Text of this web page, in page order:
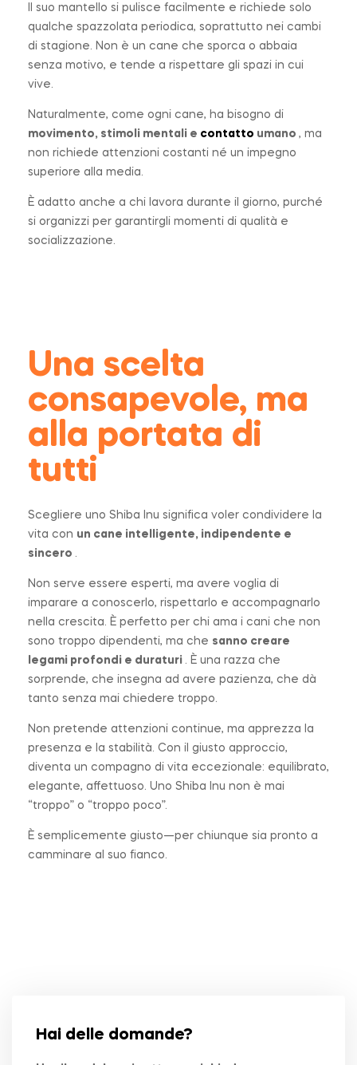
Il suo mantello si pulisce facilmente e richiede solo
qualche spazzolata periodica, soprattutto nei cambi
di stagione. Non è un cane che sporca o abbaia
senza motivo, e tende a rispettare gli spazi in cui
vive.
Naturalmente, come ogni cane, ha bisogno di
movimento, stimoli mentali e contatto umano , ma
non richiede attenzioni costanti né un impegno
superiore alla media.
È adatto anche a chi lavora durante il giorno, purché
si organizzi per garantirgli momenti di qualità e
socializzazione.
Una scelta
consapevole, ma
alla portata di
tutti
Scegliere uno Shiba Inu significa voler condividere la
vita con un cane intelligente, indipendente e
sincero .
Non serve essere esperti, ma avere voglia di
imparare a conoscerlo, rispettarlo e accompagnarlo
nella crescita. È perfetto per chi ama i cani che non
sono troppo dipendenti, ma che sanno creare
legami profondi e duraturi . È una razza che
sorprende, che insegna ad avere pazienza, che dà
tanto senza mai chiedere troppo.
Non pretende attenzioni continue, ma apprezza la
presenza e la stabilità. Con il giusto approccio,
diventa un compagno di vita eccezionale: equilibrato,
elegante, affettuoso. Uno Shiba Inu non è mai
“troppo” o “troppo poco”.
È semplicemente giusto—per chiunque sia pronto a
camminare al suo fianco.
Hai delle domande?